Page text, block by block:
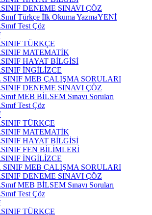
DENEME SINAVI ÇÖZ
Türkçe İlk Okuma YazmaYENİ
Test Çöz
TÜRKÇE
MATEMATİK
HAYAT BİLGİSİ
İNGİLİZCE
SINIF MEB ÇALIŞMA SORULARI
DENEME SINAVI ÇÖZ
MEB BİLSEM Sınavı Soruları
Test Çöz
TÜRKÇE
MATEMATİK
HAYAT BİLGİSİ
FEN BİLİMLERİ
İNGİLİZCE
SINIF MEB ÇALIŞMA SORULARI
DENEME SINAVI ÇÖZ
MEB BİLSEM Sınavı Soruları
Test Çöz
TÜRKÇE